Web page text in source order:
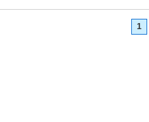
1